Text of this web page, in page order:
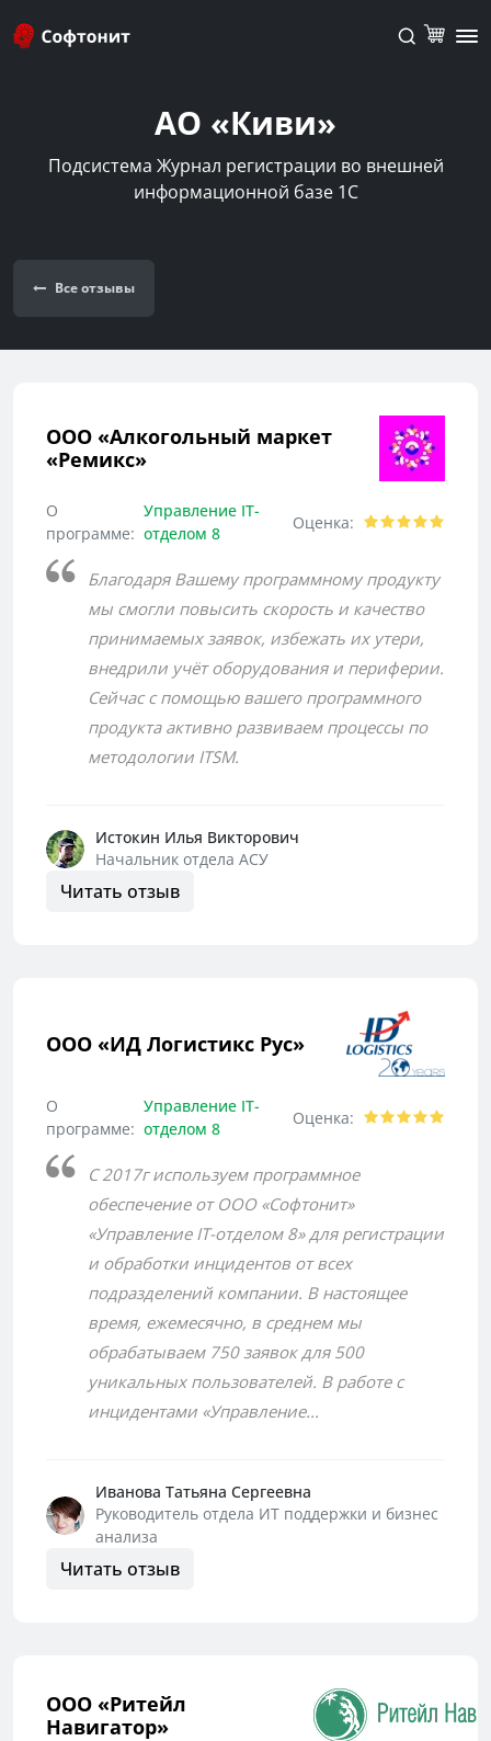
АО «Киви»
Подсистема Журнал регистрации во внешней
информационной базе 1С
Все отзывы
ООО «Алкогольный маркет
«Ремикс»
О
программе:
Управление IT-
отделом 8
Оценка:
Благодаря Вашему программному продукту
мы смогли повысить скорость и качество
принимаемых заявок, избежать их утери,
внедрили учёт оборудования и периферии.
Сейчас с помощью вашего программного
продукта активно развиваем процессы по
методологии ITSM.
Истокин Илья Викторович
Начальник отдела АСУ
Читать отзыв
ООО «ИД Логистикс Рус»
О
программе:
Управление IT-
отделом 8
Оценка:
С 2017г используем программное
обеспечение от ООО «Софтонит»
«Управление IT-отделом 8» для регистрации
и обработки инцидентов от всех
подразделений компании. В настоящее
время, ежемесячно, в среднем мы
обрабатываем 750 заявок для 500
уникальных пользователей. В работе с
инцидентами «Управление...
Иванова Татьяна Сергеевна
Руководитель отдела ИТ поддержки и бизнес
анализа
Читать отзыв
ООО «Ритейл
Навигатор»